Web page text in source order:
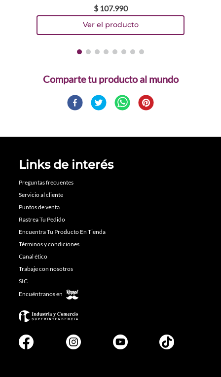
$ 107.990
Comparte
Links de interés
Preguntas frecuentes
Servicio al cliente
Puntos de venta
Rastrea Tu Pedido
Encuentra Tu Producto En Tienda
Términos y condiciones
Canal ético
Trabaje con nosotros
SIC
Encuéntranos en